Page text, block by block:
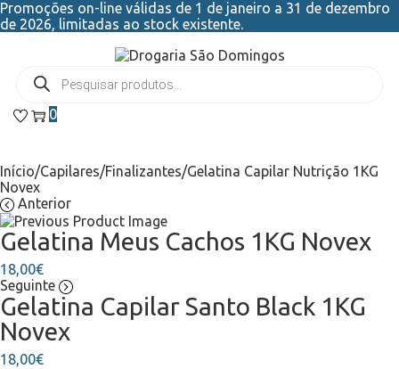
Promoções on-line válidas de 1 de janeiro a 31 de dezembro
de 2026, limitadas ao stock existente.
0
Início/Capilares/Finalizantes/Gelatina Capilar Nutrição 1KG
Novex
Anterior
Gelatina Meus Cachos 1KG Novex
18,00€
Seguinte
Gelatina Capilar Santo Black 1KG
Novex
18,00€